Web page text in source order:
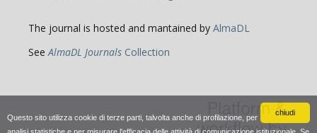
chiudi
Questo sito utilizza cookie di terze parti, talvolta anche di profilazione, per
The journal is hosted and mantained by AlmaDL
SeeAlmaDL JournalsCollection